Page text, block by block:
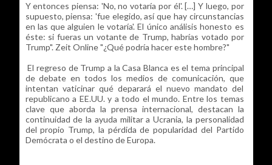
Y entonces piensa: 'No, no votaría por él'. […] Y luego, por
supuesto, piensa: 'fue elegido, así que hay circunstancias
en las que alguien le votaría'. El único análisis honesto es
éste: si fueras un votante de Trump, habrías votado por
Trump". Zeit Online "¿Qué podría hacer este hombre?"
El regreso de Trump a la Casa Blanca es el tema principal
de debate en todos los medios de comunicación, que
intentan vaticinar qué deparará el nuevo mandato del
republicano a EE.UU. y a todo el mundo. Entre los temas
clave que aborda la prensa internacional, destacan la
continuidad de la ayuda militar a Ucrania, la personalidad
del propio Trump, la pérdida de popularidad del Partido
Demócrata o el destino de Europa.